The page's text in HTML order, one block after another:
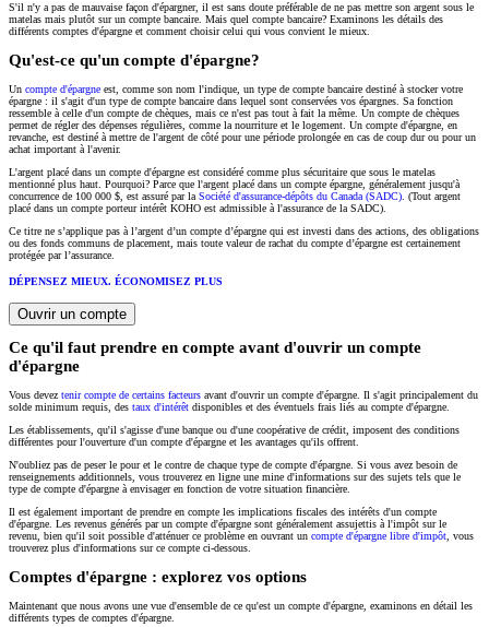
S'il n'y a pas de mauvaise façon d'épargner, il est sans doute préférable de ne pas mettre son argent sous le
matelas mais plutôt sur un compte bancaire. Mais quel compte bancaire? Examinons les détails des
différents comptes d'épargne et comment choisir celui qui vous convient le mieux.
Qu'est-ce qu'un compte d'épargne?
Un compte d'épargne est, comme son nom l'indique, un type de compte bancaire destiné à stocker votre
épargne : il s'agit d'un type de compte bancaire dans lequel sont conservées vos épargnes. Sa fonction
ressemble à celle d'un compte de chèques, mais ce n'est pas tout à fait la même. Un compte de chèques
permet de régler des dépenses régulières, comme la nourriture et le logement. Un compte d'épargne, en
revanche, est destiné à mettre de l'argent de côté pour une période prolongée en cas de coup dur ou pour un
achat important à l'avenir.
L'argent placé dans un compte d'épargne est considéré comme plus sécuritaire que sous le matelas
mentionné plus haut. Pourquoi? Parce que l'argent placé dans un compte épargne, généralement jusqu'à
concurrence de 100 000 $, est assuré par la Société d'assurance-dépôts du Canada (SADC) . (Tout argent
placé dans un compte porteur intérêt KOHO est admissible à l'assurance de la SADC).
Ce titre ne s’applique pas à l’argent d’un compte d’épargne qui est investi dans des actions, des obligations
ou des fonds communs de placement, mais toute valeur de rachat du compte d’épargne est certainement
protégée par l’assurance.
DÉPENSEZ MIEUX. ÉCONOMISEZ PLUS
Ouvrir un compte
Ce qu'il faut prendre en compte avant d'ouvrir un compte
d'épargne
Vous devez tenir compte de certains facteurs avant d'ouvrir un compte d'épargne. Il s'agit principalement du
solde minimum requis, des taux d'intérêt disponibles et des éventuels frais liés au compte d'épargne.
Les établissements, qu'il s'agisse d'une banque ou d'une coopérative de crédit, imposent des conditions
différentes pour l'ouverture d'un compte d'épargne et les avantages qu'ils offrent.
N'oubliez pas de peser le pour et le contre de chaque type de compte d'épargne. Si vous avez besoin de
renseignements additionnels, vous trouverez en ligne une mine d'informations sur des sujets tels que le
type de compte d'épargne à envisager en fonction de votre situation financière.
Il est également important de prendre en compte les implications fiscales des intérêts d'un compte
d'épargne. Les revenus générés par un compte d'épargne sont généralement assujettis à l'impôt sur le
revenu, bien qu'il soit possible d'atténuer ce problème en ouvrant un compte d'épargne libre d'impôt, vous
trouverez plus d'informations sur ce compte ci-dessous.
Comptes d'épargne : explorez vos options
Maintenant que nous avons une vue d'ensemble de ce qu'est un compte d'épargne, examinons en détail les
différents types de comptes d'épargne.